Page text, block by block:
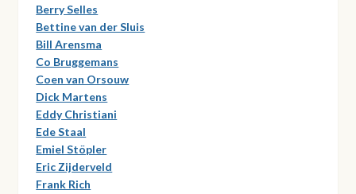
Berry Selles
Bettine van der Sluis
Bill Arensma
Co Bruggemans
Coen van Orsouw
Dick Martens
Eddy Christiani
Ede Staal
Emiel Stöpler
Eric Zijderveld
Frank Rich